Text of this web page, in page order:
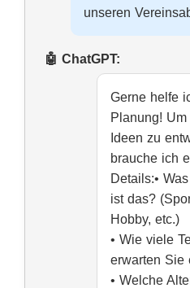
unseren
Gerne helfe
Planung!
Ideen zu
brauche ich
Details:•
ist das?
Hobby, etc.)
• Wie viele
erwarten Sie
• Welche